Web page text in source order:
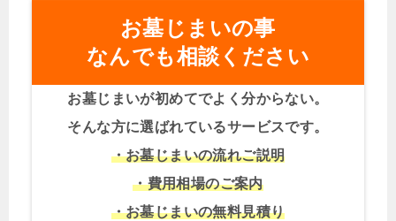
お墓じまいの事
なんでも相談ください
お墓じまいが初めてでよく分からない。
そんな方に選ばれているサービスです。
・お墓じまいの流れご説明
・費用相場のご案内
・お墓じまいの無料見積り